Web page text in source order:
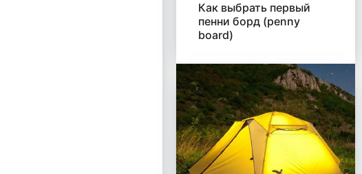
Как выбрать первый
пенни борд (penny
board)